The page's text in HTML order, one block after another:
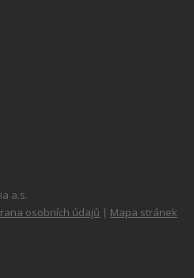
a.s.
osobních údajů | Mapa stránek